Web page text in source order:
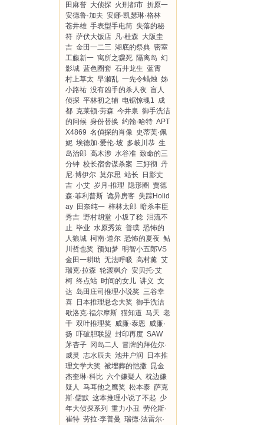
田麻誉 大侦探 火刑都市 折原一
安德鲁·加夫 安娜·凯瑟琳·格林
苍井雄 手表型手电筒 失落的秘
符 萨伏大饭店 凡·杜森 大阪圭
吉 金田一二三 湖底的祭典 密室
工藤新一 寓所之骤死 隔离岛 幻
影城 蓝色圈套 石井龙生 蓝霄
村上草太 早濑乱 一先令蜡烛 姊
小路祐 没有凶手的杀人夜 盲人
侦探 平林初之辅 电锯惊魂1 成
都 克莱顿·劳森 今井泉 御手洗洁
的问候 身份替换 约翰·哈特 APT
X4869 名偵探的肖像 史蒂芙·佩
妮 埃德加·爱伦·坡 多岐川恭 生
岛治郎 高木涉 水谷准 致命的三
分钟 校长宿舍谋杀案 三好彻 丹
尼·博伊尔 莫尔思 站长
日影丈
吉 小艾 岁月·推理 隐形圈
贾德
森·菲利普斯 诡异房客 失踪Holid
ay 田奈纯一 梓林太郎 暗杀丰臣
秀吉 野村胡堂 小坂了稔 泪流不
止 毕业 水原秀策 普璞 恐怖的
人狼城 柯南·道尔 恐怖的夏夜 鲇
川哲也奖 预知梦 明智小五郎VS
金田一耕助 无法呼吸 高村薰 艾
瑞克·拉森 轮渡飒介 安贝托·艾
柯 终点站 时间的女儿 讲义 文
达 岛田庄司推理小说奖 三谷幸
喜 日本推理悬念大奖 御手洗洁
歇洛克·福尔摩斯 猫知道 马天 老
千 双叶推理奖 威廉·泰恩 威廉·
扬 吓破胆联盟 封印再度 SAW
茅杏子 冈岛二人
冒牌的拜佐尔·
威灵 志水辰夫 池井户润
日本推
理文学大奖 被埋葬的恺撒 昆金
杰奎琳·科比 六个嫌疑人 枕边嫌
疑人 马耳他之鹰奖 松本泰 萨克
斯·儒默 这本推理小说了不起 少
年大侦探系列
重力小丑 劳伦斯·
崔特 劳拉·李普曼 瑞德·法雷尔·